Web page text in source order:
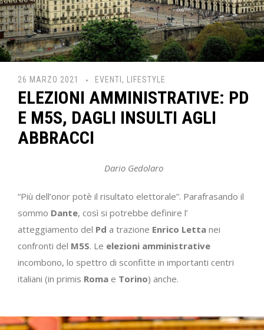
26 MARZO 2021 EVENTI , LIFESTYLE
ELEZIONI AMMINISTRATIVE: PD
E M5S, DAGLI INSULTI AGLI
ABBRACCI
Dario Gedolaro
“Più dell’onor potè il risultato elettorale”. Parafrasando il
sommo Dante, così si potrebbe definire l’
atteggiamento del Pd a trazione Enrico Letta nei
confronti del M5S. Le elezioni amministrative
incombono, lo spettro di sconfitte in importanti centri
italiani (in primis Roma e Torino) anche.